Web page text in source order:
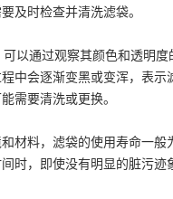
及时检查并清洗滤袋。
可以通过观察其颜色和透明
中会逐渐变黑或变浑，表示
需要清洗或更换。
材料，滤袋的使用寿命一般
时，即使没有明显的脏污迹